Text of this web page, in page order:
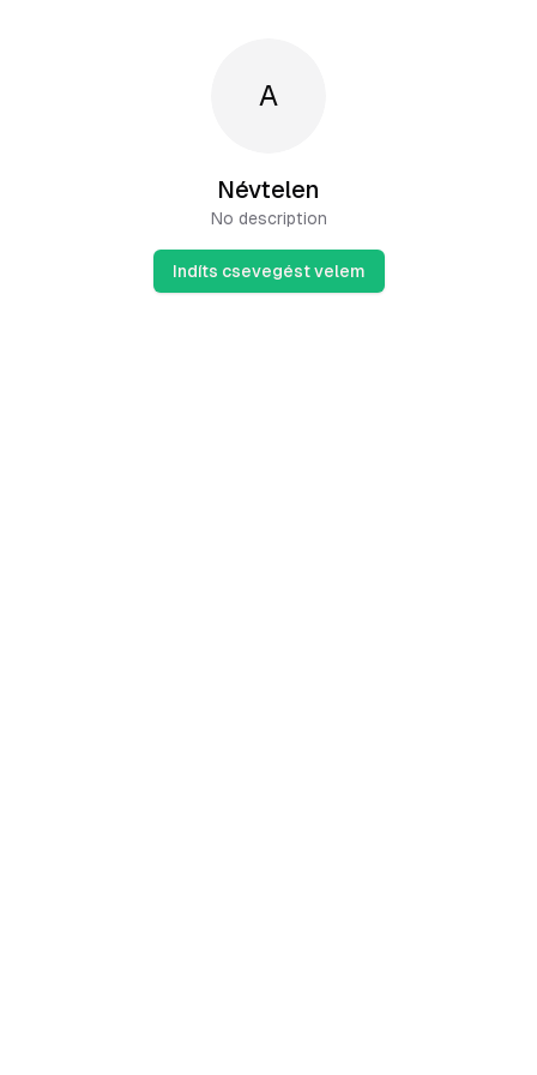
A
Névtelen
No description
Indíts csevegést velem